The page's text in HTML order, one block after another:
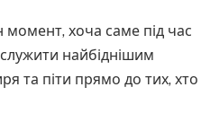
момент, хоча саме під час
найбіднішим
та піти прямо до тих, хто